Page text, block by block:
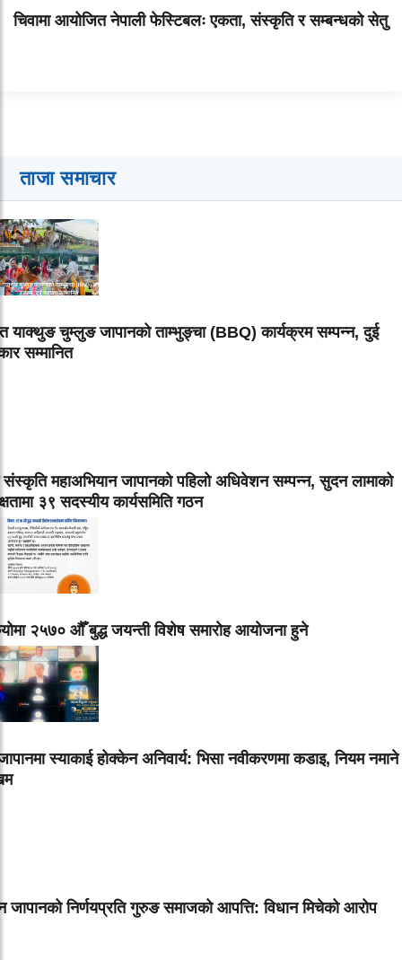
चिवामा आयोजित नेपाली फेस्टिबलः एकता, संस्कृति र सम्बन्धको सेतु
ताजा समाचार
याक्थुङ चुम्लुङ जापानको ताम्भुङ्चा (BBQ) कार्यक्रम सम्पन्न, दुई
सम्मानित
महाअभियान जापानको पहिलो अधिवेशन सम्पन्न, सुदन लामाको
३९ सदस्यीय कार्यसमिति गठन
२५७० औँ बुद्ध जयन्ती विशेष समारोह आयोजना हुने
स्याकाई होक्केन अनिवार्य: भिसा नवीकरणमा कडाइ, नियम नमाने
जापानको निर्णयप्रति गुरुङ समाजको आपत्ति: विधान मिचेको आरोप